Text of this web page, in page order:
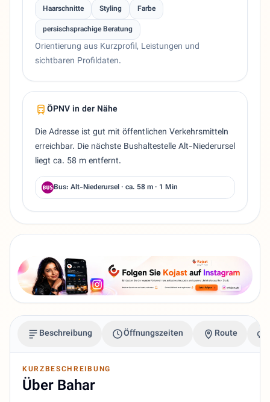
Haarschnitte Styling
Farbe
persischsprachige Beratung
Orientierung aus Kurzprofil, Leistungen und
sichtbaren Profildaten.
ÖPNV in der Nähe
Die Adresse ist gut mit öffentlichen Verkehrsmitteln
erreichbar. Die nächste Bushaltestelle Alt-Niederursel
liegt ca. 58 m entfernt.
Bus: Alt-Niederursel · ca. 58 m · 1 Min
Beschreibung Öffnungszeiten Route
KURZBESCHREIBUNG
Über Bahar